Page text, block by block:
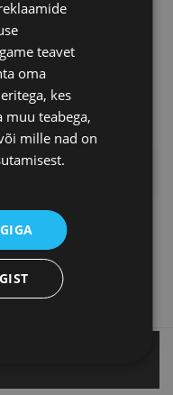
teavet
oma
kes
muu teabega,
mille nad on